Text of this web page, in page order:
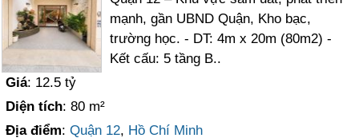
mạnh, gần UBND Quận, Kho bạc,
trường học. - DT: 4m x 20m (80m2) -
Kết cấu: 5 tầng B..
Giá: 12.5 tỷ
Diện tích: 80 m²
Địa điểm:Quận 12, Hồ Chí Minh